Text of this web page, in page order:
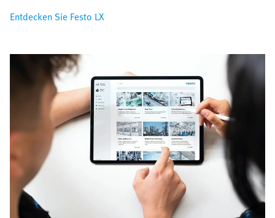
Entdecken Sie Festo LX